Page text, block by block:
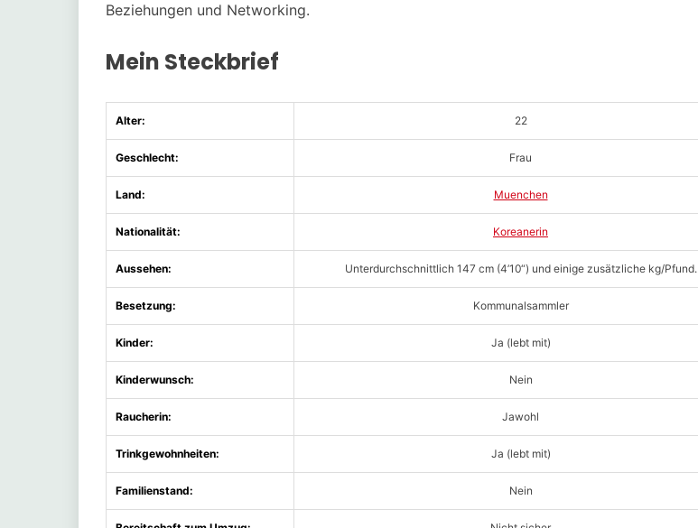
Beziehungen und Networking.
Mein Steckbrief
Alter: 22
Geschlecht: Frau
Land: Muenchen
Nationalität: Koreanerin
Aussehen: Unterdurchschnittlich 147 cm (4’10“) und einige zusätzliche kg/Pfund.
Besetzung: Kommunalsammler
Kinder: Ja (lebt mit)
Kinderwunsch: Nein
Raucherin: Jawohl
Trinkgewohnheiten: Ja (lebt mit)
Familienstand: Nein